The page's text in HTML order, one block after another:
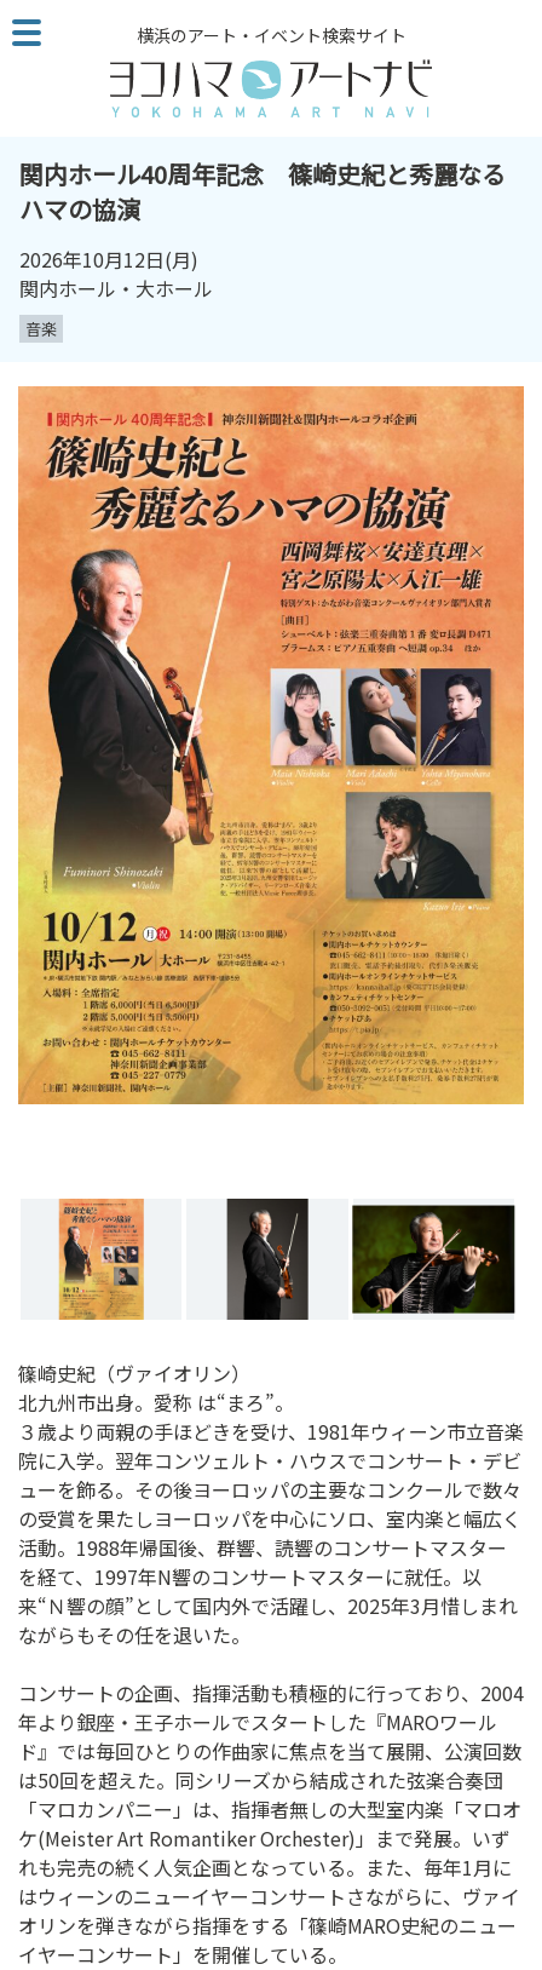
こ
の
ペ
の
体
へ
キ
横浜のアート・イベント検索サイト
関内ホール40周年記念 篠崎史紀と秀麗なる
ハマの協演
2026年10月12日(月)
関内ホール・大ホール
音楽
篠崎史紀（ヴァイオリン）
北九州市出身。愛称 は“まろ”。
３歳より両親の手ほどきを受け、1981年ウィーン市立音楽
院に入学。翌年コンツェルト・ハウスでコンサート・デビ
ューを飾る。その後ヨーロッパの主要なコンクールで数々
の受賞を果たしヨーロッパを中心にソロ、室内楽と幅広く
活動。1988年帰国後、群響、読響のコンサートマスター
を経て、1997年N響のコンサートマスターに就任。以
来“Ｎ響の顔”として国内外で活躍し、2025年3月惜しまれ
ながらもその任を退いた。
コンサートの企画、指揮活動も積極的に行っており、2004
年より銀座・王子ホールでスタートした『MAROワール
ド』では毎回ひとりの作曲家に焦点を当て展開、公演回数
は50回を超えた。同シリーズから結成された弦楽合奏団
「マロカンパニー」は、指揮者無しの大型室内楽「マロオ
ケ(Meister Art Romantiker Orchester)」まで発展。いず
れも完売の続く人気企画となっている。また、毎年1月に
はウィーンのニューイヤーコンサートさながらに、ヴァイ
オリンを弾きながら指揮をする「篠崎MARO史紀のニュー
イヤーコンサート」を開催している。